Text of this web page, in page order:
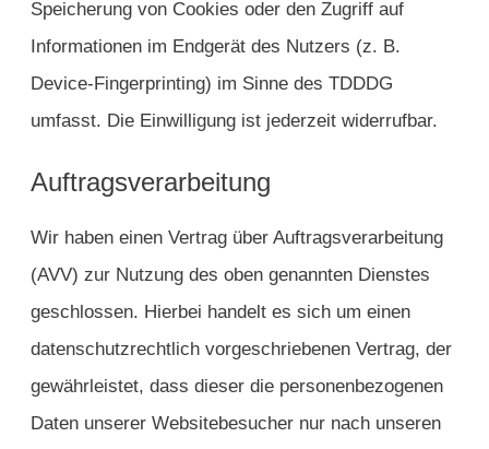
Speicherung von Cookies oder den Zugriff auf
Informationen im Endgerät des Nutzers (z. B.
Device-Fingerprinting) im Sinne des TDDDG
umfasst. Die Einwilligung ist jederzeit widerrufbar.
Auftragsverarbeitung
Wir haben einen Vertrag über Auftragsverarbeitung
(AVV) zur Nutzung des oben genannten Dienstes
geschlossen. Hierbei handelt es sich um einen
datenschutzrechtlich vorgeschriebenen Vertrag, der
gewährleistet, dass dieser die personenbezogenen
Daten unserer Websitebesucher nur nach unseren